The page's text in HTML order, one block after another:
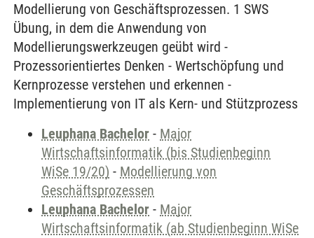
Modellierung von Geschäftsprozessen. 1 SWS
Übung, in dem die Anwendung von
Modellierungswerkzeugen geübt wird -
Prozessorientiertes Denken - Wertschöpfung und
Kernprozesse verstehen und erkennen -
Implementierung von IT als Kern- und Stützprozess
Leuphana Bachelor - Major
Wirtschaftsinformatik (bis Studienbeginn
WiSe 19/20) - Modellierung von
Geschäftsprozessen
Leuphana Bachelor - Major
Wirtschaftsinformatik (ab Studienbeginn WiSe